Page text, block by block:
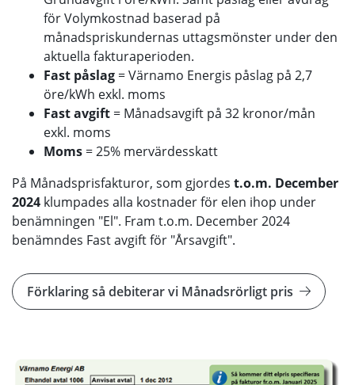
för Volymkostnad baserad på
månadspriskundernas uttagsmönster under den
aktuella fakturaperioden.
Fast påslag = Värnamo Energis påslag på 2,7
öre/kWh exkl. moms
Fast avgift = Månadsavgift på 32 kronor/mån
exkl. moms
Moms = 25% mervärdesskatt
På Månadsprisfakturor, som gjordes t.o.m. December
2024 klumpades alla kostnader för elen ihop under
benämningen "El". Fram t.o.m. December 2024
benämndes Fast avgift för "Årsavgift".
Förklaring så debiterar vi Månadsrörligt pris